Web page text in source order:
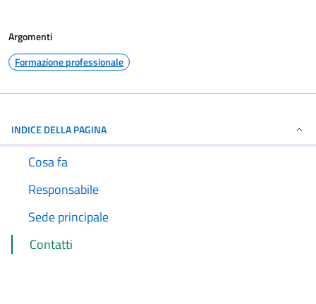
Argomenti
Formazione professionale
INDICE DELLA PAGINA
Cosa fa
Responsabile
Sede principale
Contatti